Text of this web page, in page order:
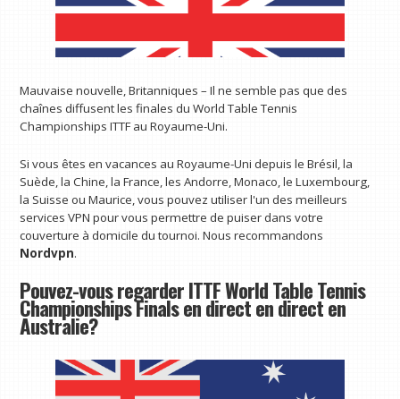
Mauvaise nouvelle, Britanniques – Il ne semble pas que des
chaînes diffusent les finales du World Table Tennis
Championships ITTF au Royaume-Uni.
Si vous êtes en vacances au Royaume-Uni depuis le Brésil, la
Suède, la Chine, la France, les Andorre, Monaco, le Luxembourg,
la Suisse ou Maurice, vous pouvez utiliser l'un des meilleurs
services VPN pour vous permettre de puiser dans votre
couverture à domicile du tournoi. Nous recommandons
Nordvpn.
Pouvez-vous regarder ITTF World Table Tennis
Championships Finals en direct en direct en
Australie?